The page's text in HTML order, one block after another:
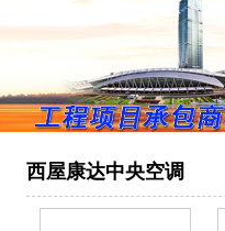
西屋康达中央空调